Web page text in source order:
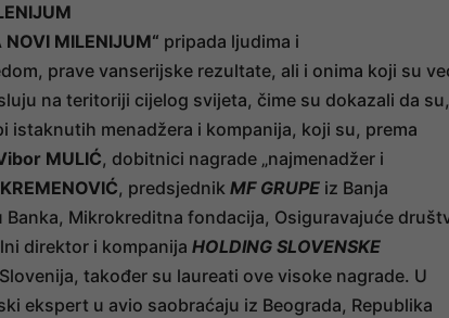
MILENIJUM“ pripada ljudima i
prave vanserijske rezultate, ali i onima koji su
na teritoriji cijelog svijeta, čime su dokazali da su,
menadžera i kompanija, koji su, prema
MULIĆ, dobitnici nagrade „najmenadžer i
, predsjednik MF GRUPE iz Banja
Mikrokreditna fondacija, Osiguravajuće
direktor i kompanija HOLDING SLOVENSKE
također su laureati ove visoke nagrade. U
ekspert u avio saobraćaju iz Beograda, Republika